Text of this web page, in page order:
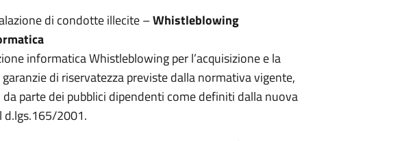
di condotte illecite –Whistleblowing
informatica Whistleblowing per l’acquisizione e la
di riservatezza previste dalla normativa vigente,
parte dei pubblici dipendenti come definiti dalla nuova
d.lgs.165/2001.